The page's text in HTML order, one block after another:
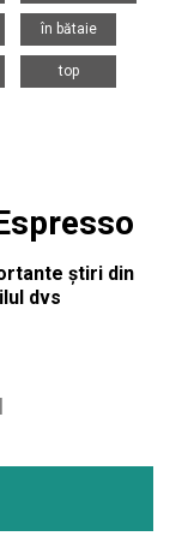
în bătaie
top
știri din
dvs